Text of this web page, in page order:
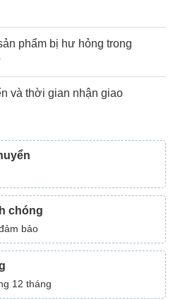
phẩm bị hư hỏng trong
và thời gian nhận giao
chóng
bảo
12 tháng